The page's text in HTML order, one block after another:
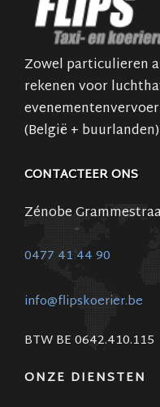
Zowel particulieren
rekenen voor
(België + buurlanden)
CONTACTEER ONS
Zénobe
0477 41 44 90
info@flipskoerier.be
BTW BE 0642.410.115
ONZE DIENSTEN